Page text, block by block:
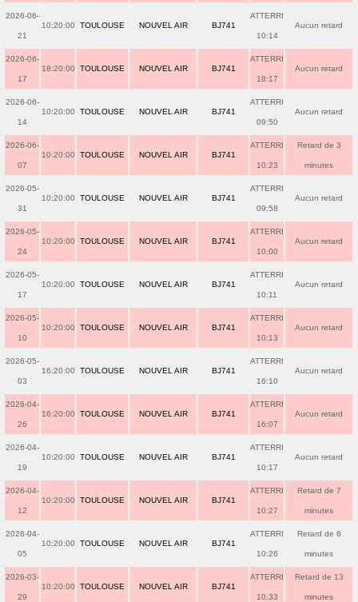
2026-06-
21
10:20:00 TOULOUSE NOUVEL AIR BJ741
ATTERRI
10:14
Aucun retard
2026-06-
17
18:20:00 TOULOUSE NOUVEL AIR BJ741
ATTERRI
18:17
Aucun retard
2026-06-
14
10:20:00 TOULOUSE NOUVEL AIR BJ741
ATTERRI
09:50
Aucun retard
2026-06-
07
10:20:00 TOULOUSE NOUVEL AIR BJ741
ATTERRI
10:23
Retard de 3
minutes
2026-05-
31
10:20:00 TOULOUSE NOUVEL AIR BJ741
ATTERRI
09:58
Aucun retard
2026-05-
24
10:20:00 TOULOUSE NOUVEL AIR BJ741
ATTERRI
10:00
Aucun retard
2026-05-
17
10:20:00 TOULOUSE NOUVEL AIR BJ741
ATTERRI
10:11
Aucun retard
2026-05-
10
10:20:00 TOULOUSE NOUVEL AIR BJ741
ATTERRI
10:13
Aucun retard
2026-05-
03
16:20:00 TOULOUSE NOUVEL AIR BJ741
ATTERRI
16:10
Aucun retard
2026-04-
26
16:20:00 TOULOUSE NOUVEL AIR BJ741
ATTERRI
16:07
Aucun retard
2026-04-
19
10:20:00 TOULOUSE NOUVEL AIR BJ741
ATTERRI
10:17
Aucun retard
2026-04-
12
10:20:00 TOULOUSE NOUVEL AIR BJ741
ATTERRI
10:27
Retard de 7
minutes
2026-04-
05
10:20:00 TOULOUSE NOUVEL AIR BJ741
ATTERRI
10:26
Retard de 6
minutes
2026-03-
29
10:20:00 TOULOUSE NOUVEL AIR BJ741
ATTERRI
10:33
Retard de 13
minutes